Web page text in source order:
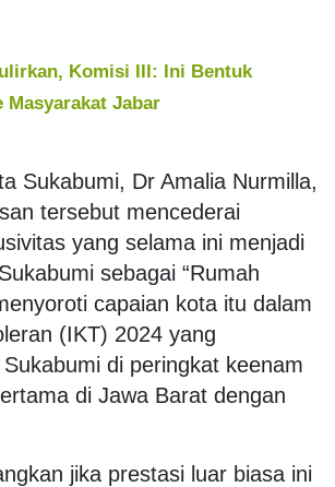
Komisi III: Ini Bentuk
Masyarakat Jabar
Sukabumi, Dr Amalia Nurmilla,
tersebut mencederai
yang selama ini menjadi
sebagai “Rumah
capaian kota itu dalam
(IKT) 2024 yang
di peringkat keenam
di Jawa Barat dengan
jika prestasi luar biasa ini